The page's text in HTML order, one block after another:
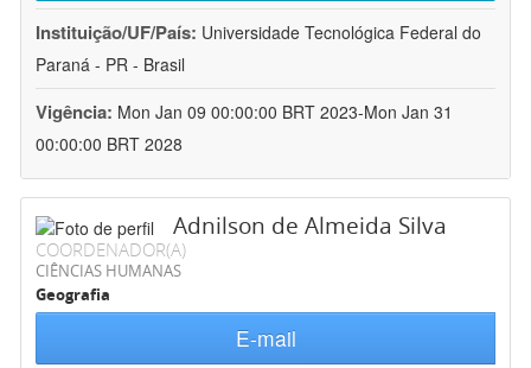
Instituição/UF/País: Universidade Tecnológica Federal do
Paraná - PR - Brasil
Vigência: Mon Jan 09 00:00:00 BRT 2023-Mon Jan 31
00:00:00 BRT 2028
Adnilson de Almeida Silva
COORDENADOR(A)
CIÊNCIAS HUMANAS
Geografia
E-mail